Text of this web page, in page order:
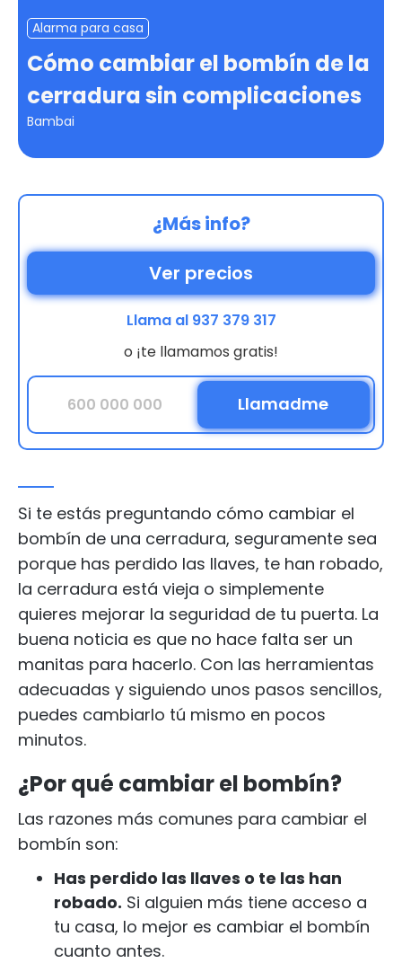
Alarma para casa
Cómo cambiar el bombín de la
cerradura sin complicaciones
Bambai
¿Más info?
Ver precios
Llama al 937 379 317
o ¡te llamamos gratis!
Si te estás preguntando cómo cambiar el
bombín de una cerradura, seguramente sea
porque has perdido las llaves, te han robado,
la cerradura está vieja o simplemente
quieres mejorar la seguridad de tu puerta. La
buena noticia es que no hace falta ser un
manitas para hacerlo. Con las herramientas
adecuadas y siguiendo unos pasos sencillos,
puedes cambiarlo tú mismo en pocos
minutos.
¿Por qué cambiar el bombín?
Las razones más comunes para cambiar el
bombín son:
Has perdido las llaves o te las han
robado. Si alguien más tiene acceso a
tu casa, lo mejor es cambiar el bombín
cuanto antes.